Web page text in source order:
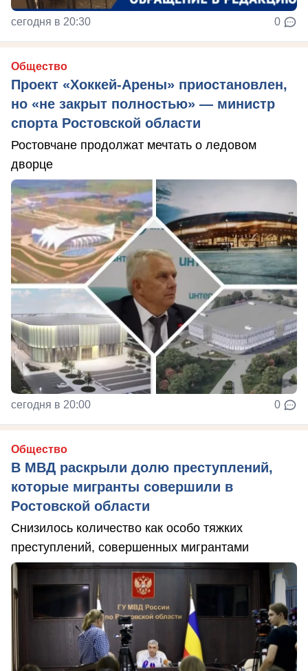
сегодня в 20:30 0
Общество
Проект «Хоккей-Арены» приостановлен,
но «не закрыт полностью» — министр
спорта Ростовской области
Ростовчане продолжат мечтать о ледовом
дворце
сегодня в 20:00 0
Общество
В МВД раскрыли долю преступлений,
которые мигранты совершили в
Ростовской области
Снизилось количество как особо тяжких
преступлений, совершенных мигрантами